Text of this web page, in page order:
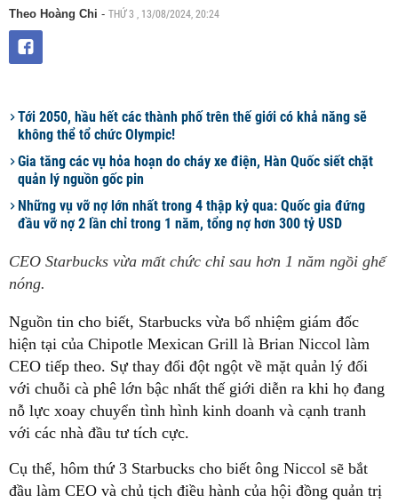
Theo Hoàng Chi - THỨ 3 , 13/08/2024, 20:24
Tới 2050, hầu hết các thành phố trên thế giới có khả năng sẽ
không thể tổ chức Olympic!
Gia tăng các vụ hỏa hoạn do cháy xe điện, Hàn Quốc siết chặt
quản lý nguồn gốc pin
Những vụ vỡ nợ lớn nhất trong 4 thập kỷ qua: Quốc gia đứng
đầu vỡ nợ 2 lần chỉ trong 1 năm, tổng nợ hơn 300 tỷ USD
CEO Starbucks vừa mất chức chỉ sau hơn 1 năm ngồi ghế
nóng.
Nguồn tin cho biết, Starbucks vừa bổ nhiệm giám đốc
hiện tại của Chipotle Mexican Grill là Brian Niccol làm
CEO tiếp theo. Sự thay đổi đột ngột về mặt quản lý đối
với chuỗi cà phê lớn bậc nhất thế giới diễn ra khi họ đang
nỗ lực xoay chuyển tình hình kinh doanh và cạnh tranh
với các nhà đầu tư tích cực.
Cụ thể, hôm thứ 3 Starbucks cho biết ông Niccol sẽ bắt
đầu làm CEO và chủ tịch điều hành của hội đồng quản trị